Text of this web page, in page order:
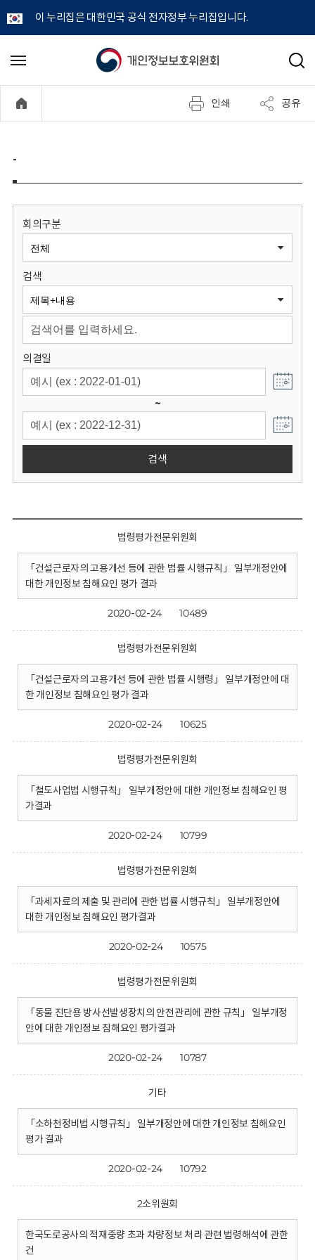
이 누리집은 대한민국 공식 전자정부 누리집입니다.
개
정
보
원
회
메
기
검
인쇄 공유
-
회의구분
검색
의결일
~
검색
법령평가전문위원회
「건설근로자의 고용개선 등에 관한 법률 시행규칙」 일부개정안에
대한 개인정보 침해요인 평가 결과
2020-02-24 10489
법령평가전문위원회
「건설근로자의 고용개선 등에 관한 법률 시행령」 일부개정안에 대
한 개인정보 침해요인 평가 결과
2020-02-24 10625
법령평가전문위원회
「철도사업법 시행규칙」 일부개정안에 대한 개인정보 침해요인 평
가결과
2020-02-24 10799
법령평가전문위원회
「과세자료의 제출 및 관리에 관한 법률 시행규칙」 일부개정안에
대한 개인정보 침해요인 평가결과
2020-02-24 10575
법령평가전문위원회
「동물 진단용 방사선발생장치의 안전관리에 관한 규칙」 일부개정
안에 대한 개인정보 침해요인 평가결과
2020-02-24 10787
기타
「소하천정비법 시행규칙」 일부개정안에 대한 개인정보 침해요인
평가 결과
2020-02-24 10792
2소위원회
한국도로공사의 적재중량 초과 차량정보 처리 관련 법령해석에 관한
건